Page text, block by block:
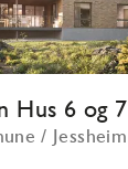
Hus 6 og 7
/ Jessheim